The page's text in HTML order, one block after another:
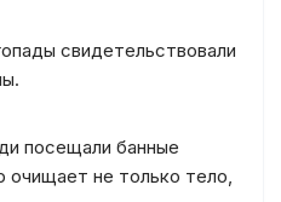
свидетельствовали
посещали банные
не только тело,